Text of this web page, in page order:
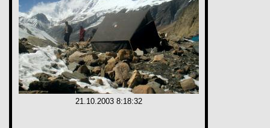
21.10.2003 8:18:32